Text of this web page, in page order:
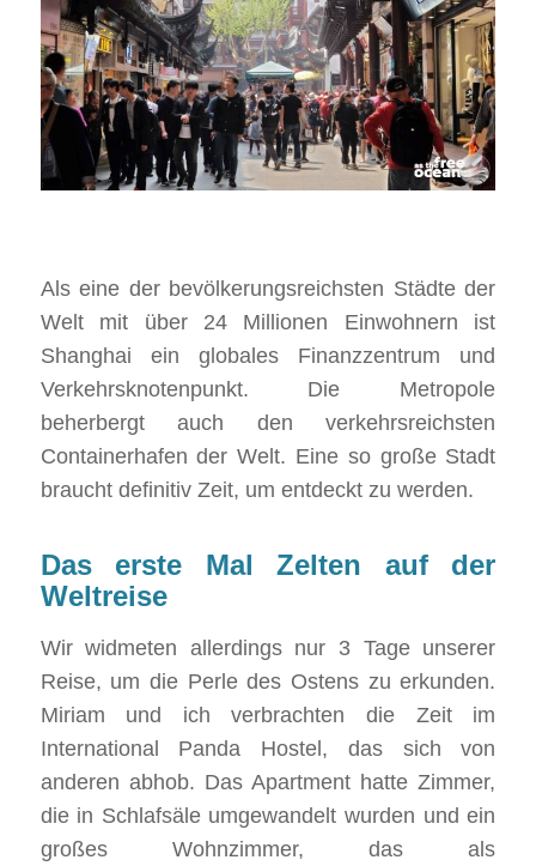
Als eine der bevölkerungsreichsten Städte der
Welt mit über 24 Millionen Einwohnern ist
Shanghai ein globales Finanzzentrum und
Verkehrsknotenpunkt. Die Metropole
beherbergt auch den verkehrsreichsten
Containerhafen der Welt. Eine so große Stadt
braucht definitiv Zeit, um entdeckt zu werden.
Das erste Mal Zelten auf der
Weltreise
Wir widmeten allerdings nur 3 Tage unserer
Reise, um die Perle des Ostens zu erkunden.
Miriam und ich verbrachten die Zeit im
International Panda Hostel, das sich von
anderen abhob. Das Apartment hatte Zimmer,
die in Schlafsäle umgewandelt wurden und ein
großes Wohnzimmer, das als